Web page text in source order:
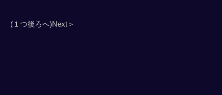
(１つ後ろへ)Next＞